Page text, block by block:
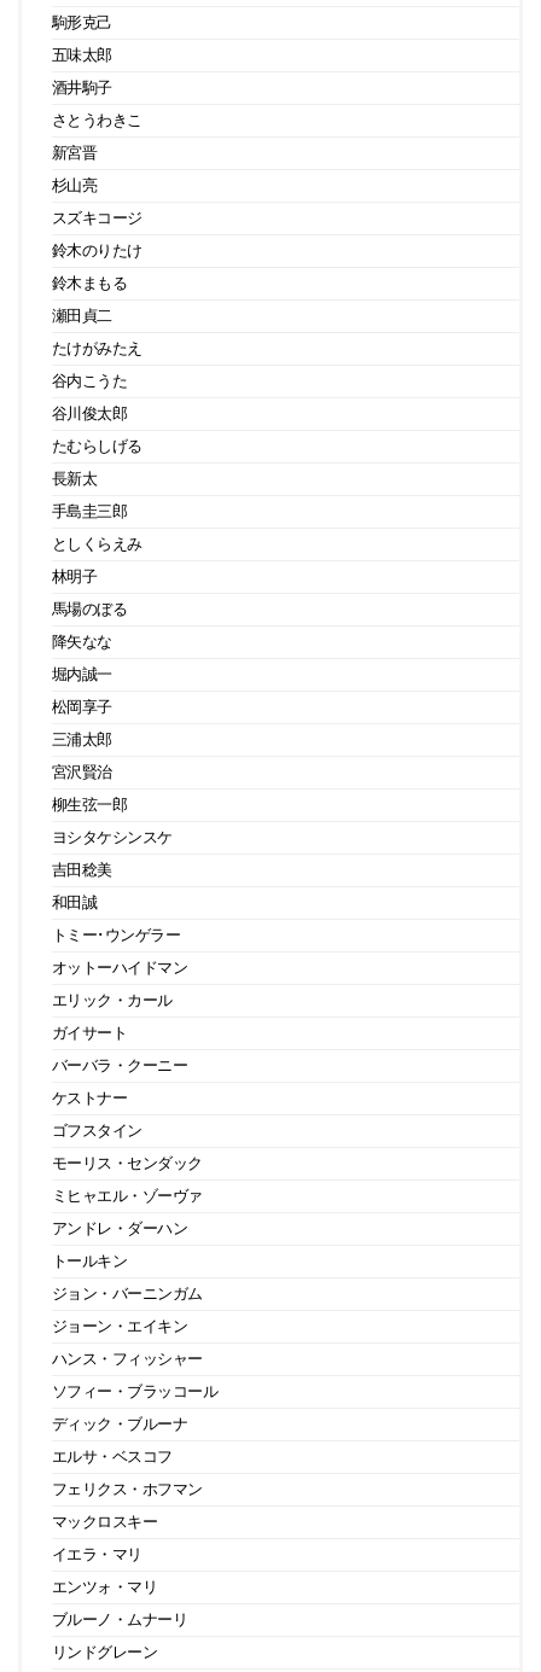
駒形克己
五味太郎
酒井駒子
さとうわきこ
新宮晋
杉山亮
スズキコージ
鈴木のりたけ
鈴木まもる
瀬田貞二
たけがみたえ
谷内こうた
谷川俊太郎
たむらしげる
長新太
手島圭三郎
としくらえみ
林明子
馬場のぼる
降矢なな
堀内誠一
松岡享子
三浦太郎
宮沢賢治
柳生弦一郎
ヨシタケシンスケ
吉田稔美
和田誠
トミー･ウンゲラー
オットーハイドマン
エリック・カール
ガイサート
バーバラ・クーニー
ケストナー
ゴフスタイン
モーリス・センダック
ミヒャエル・ゾーヴァ
アンドレ・ダーハン
トールキン
ジョン・バーニンガム
ジョーン・エイキン
ハンス・フィッシャー
ソフィー・ブラッコール
ディック・ブルーナ
エルサ・ベスコフ
フェリクス・ホフマン
マックロスキー
イエラ・マリ
エンツォ・マリ
ブルーノ・ムナーリ
リンドグレーン